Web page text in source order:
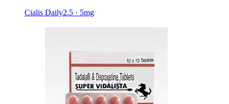
Cialis Daily2.5 · 5mg